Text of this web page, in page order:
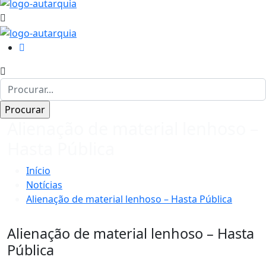
Início
Notícias
Alienação de material lenhoso – Hasta Pública
Alienação de material lenhoso – Hasta
Pública